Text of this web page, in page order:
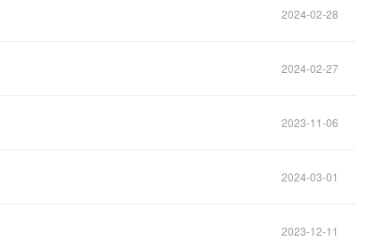
2024-02-28
2024-02-27
2023-11-06
2024-03-01
2023-12-11